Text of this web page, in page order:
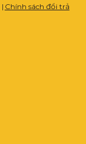
| Chính sách đổi trả